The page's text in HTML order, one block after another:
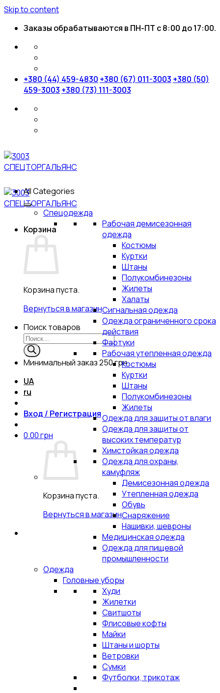
Skip to content
Заказы обрабатываются в ПН-ПТ с 8:00 до 17:00.
+380 (44) 459-4830 +380 (67) 011-3003 +380 (50)
459-3003 +380 (73) 111-3003
Корзина
Корзина пуста.
Вернуться в магазин
Поиск товаров
Минимальный заказ250 грн.
UA
ru
Вход / Регистрация
0.00грн
Корзина пуста.
Вернуться в магазин
All Categories
Спецодежда
Рабочая демисезонная
одежда
Костюмы
Куртки
Штаны
Полукомбинезоны
Жилеты
Халаты
Сигнальная одежда
Одежда ограниченного срока
действия
Фартуки
Рабочая утепленная одежда
Костюмы
Куртки
Штаны
Полукомбинезоны
Жилеты
Одежда для защиты от влаги
Одежда для защиты от
высоких температур
Химстойкая одежда
Одежда для охраны,
камуфляж
Демисезонная одежда
Утепленная одежда
Обувь
Снаряжение
Нашивки, шевроны
Медицинская одежда
Одежда для пищевой
промышленности
Одежда
Головные уборы
Худи
Жилетки
Свитшоты
Флисовые кофты
Майки
Штаны и шорты
Ветровки
Сумки
Футболки, трикотаж